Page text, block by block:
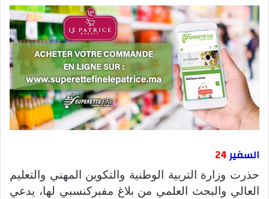
السفير24
حذرت وزارة التربية الوطنية والتكوين المهني والتعليم
العالي والبحث العلمي من بلاغ مفبركنسبي لها، يدعي